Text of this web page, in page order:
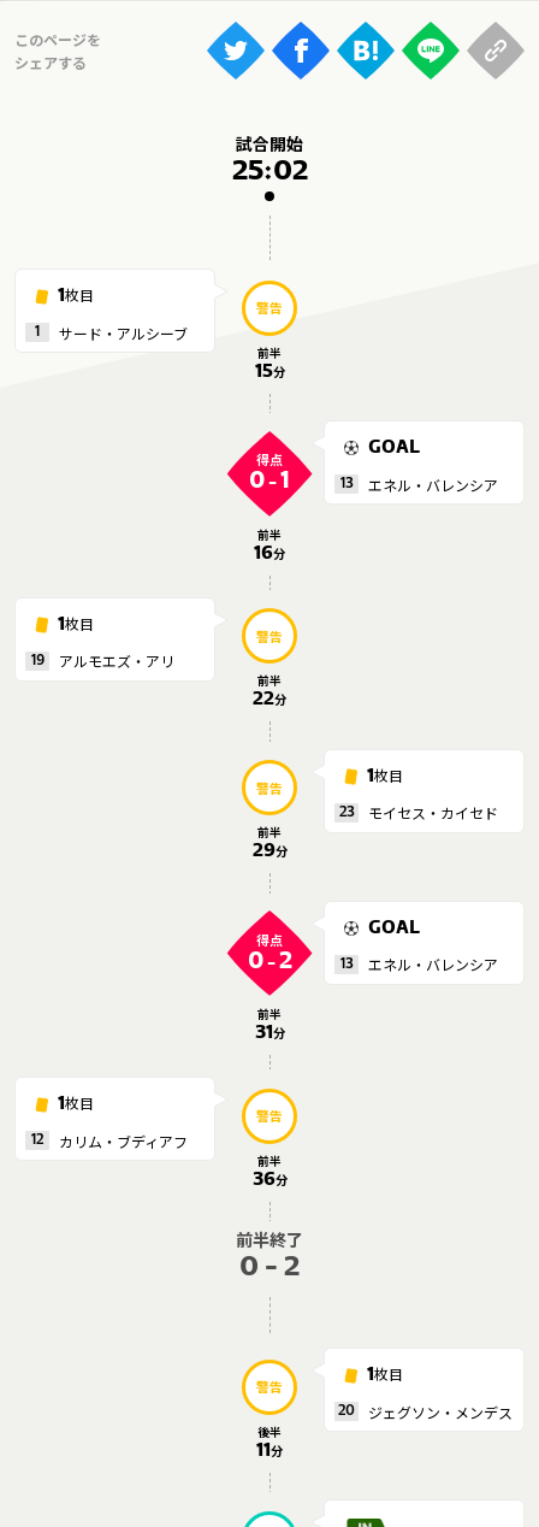
運営会社
© AbemaTV. Inc. All Rights Reserved.
試合開始
25:02
1枚目
1 サード・アルシーブ
警告
前半
15分
得点
0-1
前半
16分
GOAL
13 エネル・バレンシア
1枚目
19 アルモエズ・アリ
警告
前半
22分
警告
前半
29分
1枚目
23 モイセス・カイセド
得点
0-2
前半
31分
GOAL
13 エネル・バレンシア
1枚目
12 カリム・ブディアフ
警告
前半
36分
前半終了
0 - 2
警告
後半
11 分
1枚目
20 ジェグソン・メンデス